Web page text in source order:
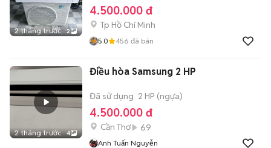
2 tháng trước 2
4.500.000 đ
Tp Hồ Chí Minh
5.0 456 đã bán
2 tháng trước 4
Điều hòa Samsung 2 HP
Đã sử dụng 2 HP (ngựa)
4.500.000 đ
Cần Thơ 69
Anh Tuấn Nguyễn